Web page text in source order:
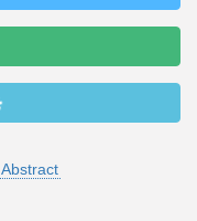
Abstract